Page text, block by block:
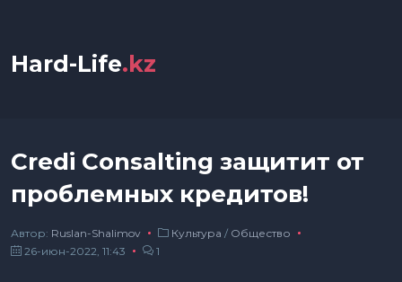
Hard-Life.kz
Credi Consalting защитит от
проблемных кредитов!
Автор: Ruslan-Shalimov Культура / Общество
26-июн-2022, 11:43
1